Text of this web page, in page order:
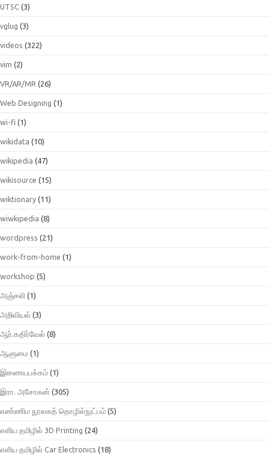
UTSC (3)
vglug (3)
videos (322)
vim (2)
VR/AR/MR (26)
Web Designing (1)
wi-fi (1)
wikidata (10)
wikipedia (47)
wikisource (15)
wiktionary (11)
wiwkipedia (8)
wordpress (21)
work-from-home (1)
workshop (5)
அஞ்சலி (1)
அறிவியல் (3)
ஆர்.கதிர்வேல் (8)
ஆளுமை (1)
இணையபக்கம் (1)
இரா. அசோகன் (305)
எண்ணிம நூலகத் தொழில்நுட்பம் (5)
எளிய தமிழில் 3D Printing (24)
எளிய தமிழில் Car Electronics (18)